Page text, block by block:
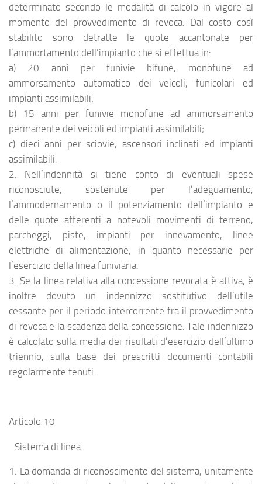
determinato secondo le modalità di calcolo in vigore al
momento del provvedimento di revoca. Dal costo così
stabilito sono detratte le quote accantonate per
l’ammortamento dell’impianto che si effettua in:
a) 20 anni per funivie bifune, monofune ad
ammorsamento automatico dei veicoli, funicolari ed
impianti assimilabili;
b) 15 anni per funivie monofune ad ammorsamento
permanente dei veicoli ed impianti assimilabili;
c) dieci anni per sciovie, ascensori inclinati ed impianti
assimilabili.
2. Nell’indennità si tiene conto di eventuali spese
riconosciute, sostenute per l’adeguamento,
l’ammodernamento o il potenziamento dell’impianto e
delle quote afferenti a notevoli movimenti di terreno,
parcheggi, piste, impianti per innevamento, linee
elettriche di alimentazione, in quanto necessarie per
l’esercizio della linea funiviaria.
3. Se la linea relativa alla concessione revocata è attiva, è
inoltre dovuto un indennizzo sostitutivo dell’utile
cessante per il periodo intercorrente fra il provvedimento
di revoca e la scadenza della concessione. Tale indennizzo
è calcolato sulla media dei risultati d’esercizio dell’ultimo
triennio, sulla base dei prescritti documenti contabili
regolarmente tenuti.
Articolo 10
Sistema di linea
1. La domanda di riconoscimento del sistema, unitamente